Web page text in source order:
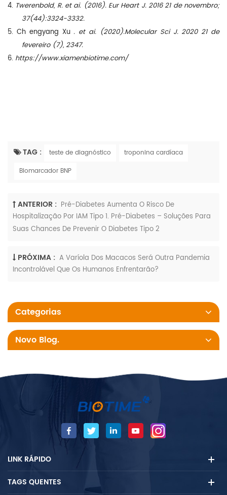
4. Twerenbold, R. et ai. (2016). Eur Heart J. 2016 21 de novembro;
37(44):3324-3332.
5. Ch engyang Xu . et ai. (2020).Molecular Sci J. 2020 21 de
fevereiro (7), 2347.
6. https://www.xiamenbiotime.com/
TAG : teste de diagnóstico
troponina cardíaca
Biomarcador BNP
ANTERIOR : Pré-Diabetes Aumenta O Risco De
Hospitalização Por IAM Tipo 1. Pré-Diabetes – Soluções Para
Suas Chances De Prevenir O Diabetes Tipo 2
PRÓXIMA : A Varíola Dos Macacos Será Outra Pandemia
Incontrolável Que Os Humanos Enfrentarão?
Categorias
Novo Blog.
LINK RÁPIDO
TAGS QUENTES